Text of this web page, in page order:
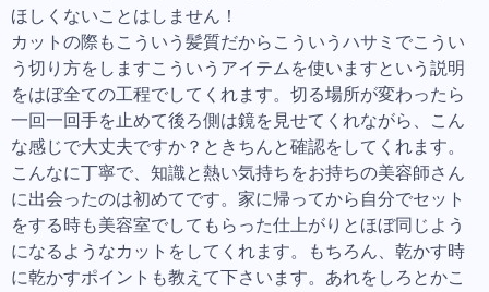
ほしくないことはしません！
カットの際もこういう髪質だからこういうハサミでこうい
う切り方をしますこういうアイテムを使いますという説明
をはぼ全ての工程でしてくれます。切る場所が変わったら
一回一回手を止めて後ろ側は鏡を見せてくれながら、こん
な感じで大丈夫ですか？ときちんと確認をしてくれます。
こんなに丁寧で、知識と熱い気持ちをお持ちの美容師さん
に出会ったのは初めてです。家に帰ってから自分でセット
をする時も美容室でしてもらった仕上がりとほぼ同じよう
になるようなカットをしてくれます。もちろん、乾かす時
に乾かすポイントも教えて下さいます。あれをしろとかこ